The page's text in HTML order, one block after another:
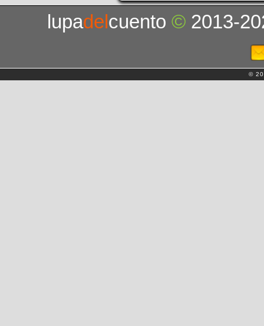
lupadelcuento© 2013-
©